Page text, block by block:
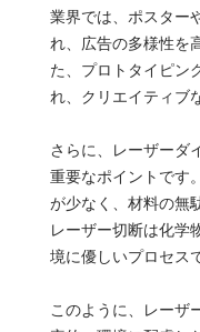
業界では、ポスター
れ、広告の多様性を
た、プロトタイピン
れ、クリエイティブ
さらに、レーザーダ
重要なポイントです
が少なく、材料の無
レーザー切断は化学
境に優しいプロセス
このように、レーザ